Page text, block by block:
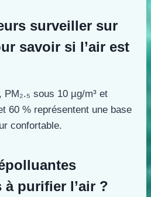
surveiller sur
savoir si l’air est
sous 10 µg/m³ et
60 % représentent une base
confortable.
purifier l’air ?